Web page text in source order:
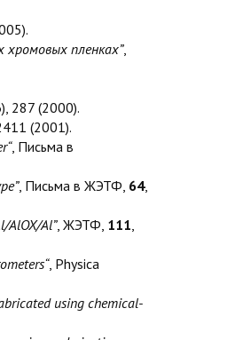
пленках”,
287 (2000).
(2001).
, Письма в
, Письма в ЖЭТФ, 64,
Al”, ЖЭТФ, 111,
, Physica
using chemical-